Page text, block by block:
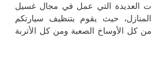
العديدة التي عمل في مجال غسيل
حيث يقوم بتنظيف سيارتكم
كل الأوساخ الصعبة ومن كل الأتربة